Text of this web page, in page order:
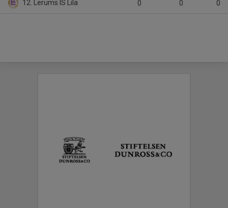
12. Lerums IS Lila 0 0 0